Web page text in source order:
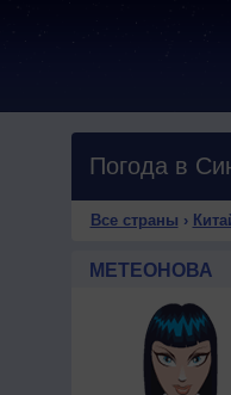
Погода в
Все страны ›
МЕТЕОНОВА